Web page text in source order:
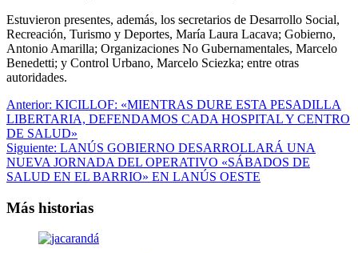
Estuvieron presentes, además, los secretarios de Desarrollo Social,
Recreación, Turismo y Deportes, María Laura Lacava; Gobierno,
Antonio Amarilla; Organizaciones No Gubernamentales, Marcelo
Benedetti; y Control Urbano, Marcelo Sciezka; entre otras
autoridades.
Navegación
de
entradas
Anterior: KICILLOF: «MIENTRAS DURE ESTA PESADILLA
LIBERTARIA, DEFENDAMOS CADA HOSPITAL Y CENTRO
DE SALUD»
Siguiente: LANÚS GOBIERNO DESARROLLARÁ UNA
NUEVA JORNADA DEL OPERATIVO «SÁBADOS DE
SALUD EN EL BARRIO» EN LANÚS OESTE
Más historias